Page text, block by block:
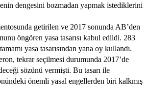
dengesini bozmadan yapmak istediklerini
getirilen ve 2017 sonunda AB’den
öngören yasa tasarısı kabul edildi. 283
yasa tasarısından yana oy kullandı.
tekrar seçilmesi durumunda 2017’de
sözünü vermişti. Bu tasarı ile
önemli yasal engellerden biri kalkmış